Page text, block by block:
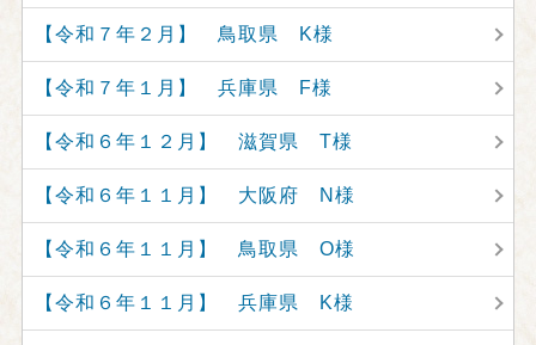
【令和７年２月】 鳥取県 K様
【令和７年１月】 兵庫県 F様
【令和６年１２月】 滋賀県 T様
【令和６年１１月】 大阪府 N様
【令和６年１１月】 鳥取県 O様
【令和６年１１月】 兵庫県 K様